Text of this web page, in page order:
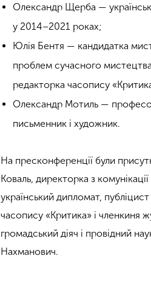
Олександр Щерба —
у 2014–2021 роках;
Юлія Бентя — кандидатка
проблем сучасного мистецтва
редакторка часопису
Олександр Мотиль — професор
письменник і художник.
На пресконференції були
Коваль, директорка з
український дипломат,
часопису «Критика» і членкиня
громадський діяч і провідний
Нахманович.